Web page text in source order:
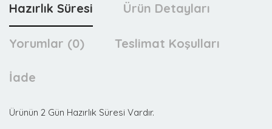
Hazırlık Süresi Ürün Detayları
Yorumlar (0) Teslimat Koşulları
İade
Ürünün 2 Gün Hazırlık Süresi Vardır.